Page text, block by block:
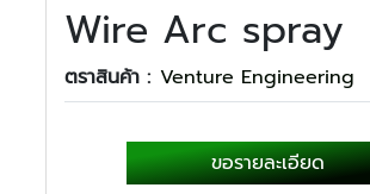
Wire Arc spray
ตราสินค้า : Venture Engineering
ขอรายละเอียด